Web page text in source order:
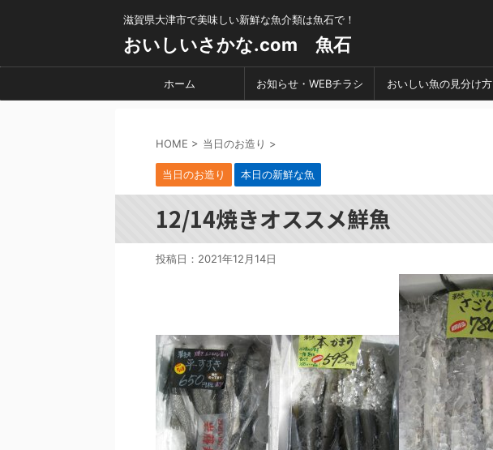
滋賀県大津市で美味しい新鮮な魚介類は魚石で！
おいしいさかな.com 魚石
ホーム お知らせ・WEBチラシ おいしい魚の見分け方
HOME > 当日のお造り >
当日のお造り 本日の新鮮な魚
12/14焼きオススメ鮮魚
投稿日： 2021年12月14日